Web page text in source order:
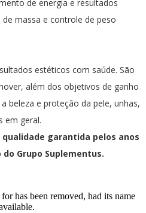
de energia e resultados
massa e controle de peso
estéticos com saúde. São
além dos objetivos de ganho
beleza e proteção da pele, unhas,
em geral.
garantida pelos anos
Grupo Suplementus.